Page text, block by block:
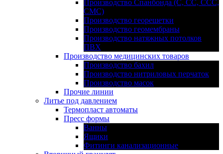
Производство Спанбонда (С, СС, ССС,
СМС)
Производство георешетки
Производство геомембраны
Производство натяжных потолков
ПВХ
Производство медицинских товаров
Производство бахил
Производство нитриловых перчаток
Производство масок
Прочие линии
Литье под давлением
Термопласт автоматы
Пресс формы
Ванны
Ящики
Фитинги канализационные